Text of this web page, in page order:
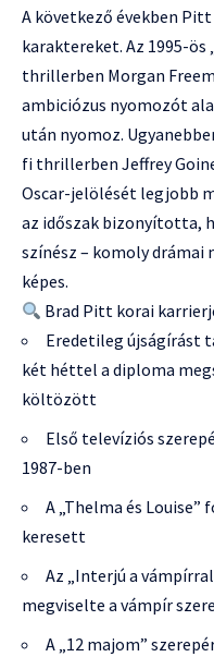
A következő években
karaktereket. Az 1995-
thrillerben Morgan
ambiciózus nyomozót
után nyomoz.
fi thrillerben Jeffrey
Oscar-jelölését legjobb
az időszak bizonyította,
színész – komoly drámai
képes.
Brad Pitt korai
Eredetileg újságírást
két héttel a diploma
költözött
Első televíziós
1987-ben
A „Thelma és
keresett
Az „Interjú a
megviselte a vámpír
A „12 majom”